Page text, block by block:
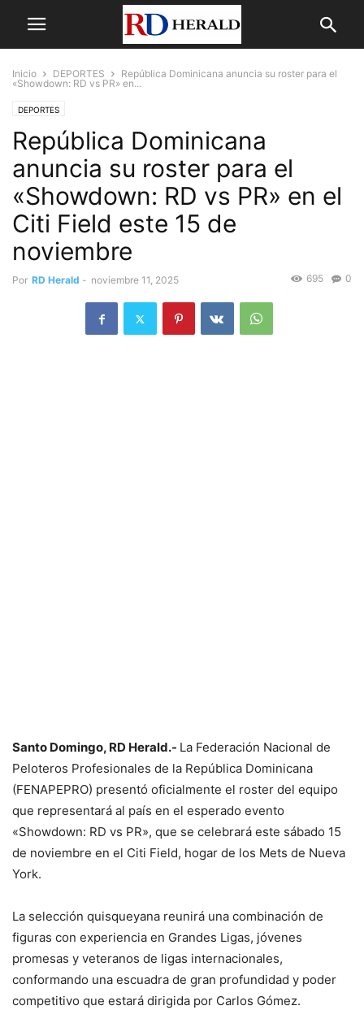
Inicio DEPORTES
República Dominicana anuncia su roster para el
«Showdown: RD vs PR» en...
DEPORTES
República Dominicana
anuncia su roster para el
«Showdown: RD vs PR» en el
Citi Field este 15 de
noviembre
Por RD Herald - noviembre 11, 2025 0
695
Santo Domingo, RD Herald.- La Federación Nacional de
Peloteros Profesionales de la República Dominicana
(FENAPEPRO) presentó oficialmente el roster del equipo
que representará al país en el esperado evento
«Showdown: RD vs PR», que se celebrará este sábado 15
de noviembre en el Citi Field, hogar de los Mets de Nueva
York.
La selección quisqueyana reunirá una combinación de
figuras con experiencia en Grandes Ligas, jóvenes
promesas y veteranos de ligas internacionales,
conformando una escuadra de gran profundidad y poder
competitivo que estará dirigida por Carlos Gómez.